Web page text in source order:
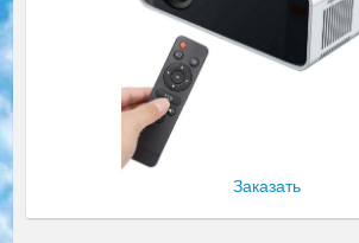
Заказать